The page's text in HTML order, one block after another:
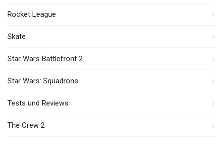
Rocket League
Skate
Star Wars Battlefront 2
Star Wars: Squadrons
Tests und Reviews
The Crew 2